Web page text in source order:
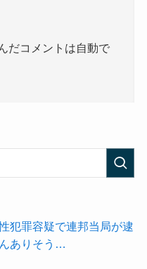
だコメントは自動で
犯罪容疑で連邦当局が逮
ありそう…